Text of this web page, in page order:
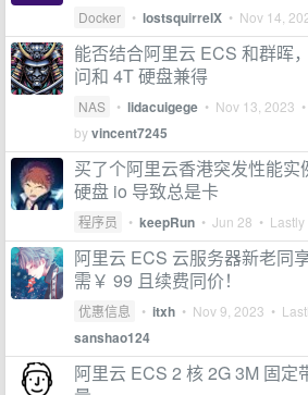
Docker • lostsquirrelX • Nov 14,
能否结合阿里云 ECS 和群晖
问和 4T 硬盘兼得
NAS • lidacuigege • Nov 13, 2023
byvincent7245
买了个阿里云香港突发性能实
硬盘 io 导致总是卡
程序员 • keepRun • Jun 28 •
阿里云 ECS 云服务器新老同
需￥ 99 且续费同价！
优惠信息 • itxh • Nov 9, 2023 •
sanshao124
阿里云 ECS 2 核 2G 3M 固定